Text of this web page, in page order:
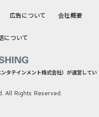
広告について 会社概要
について
タテインメント株式会社）が運営してい
All Rights Reserved.